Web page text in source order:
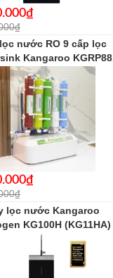
nước RO 9 cấp lọc
Kangaroo KGRP88
lọc nước Kangaroo
KG100H (KG11HA)